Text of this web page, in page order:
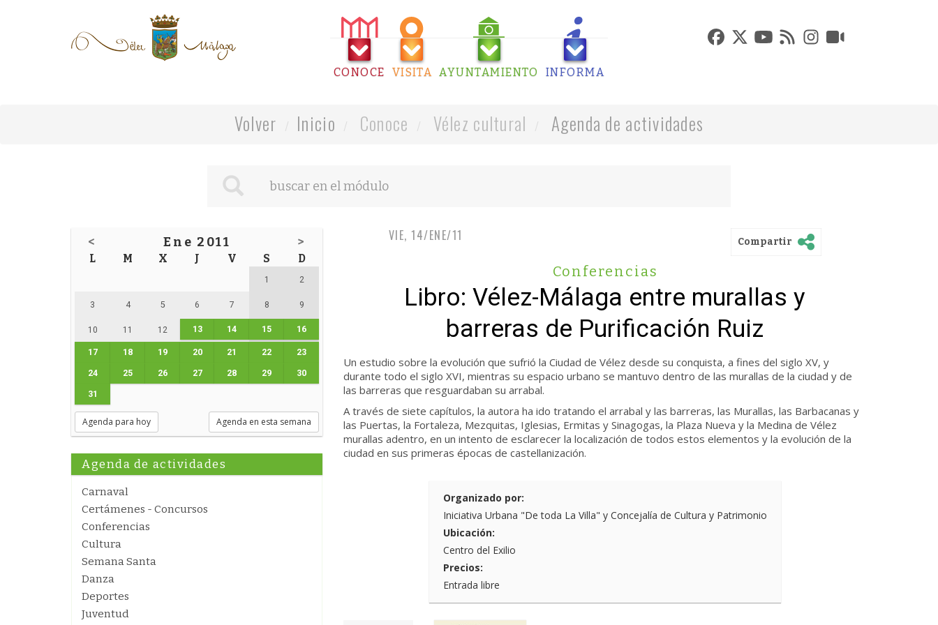
CONOCE VISITA AYUNTAMIENTO INFORMA
Volver Inicio Conoce Vélez cultural Agenda de actividades
< Ene 2011 >
L M X J V S D
1 2
3 4 5 6 7 8 9
10 11 12 13 14 15 16
17 18 19 20 21 22 23
24 25 26 27 28 29 30
31
Agenda para hoy Agenda en esta semana
Agenda de actividades
Carnaval
Certámenes - Concursos
Conferencias
Cultura
Semana Santa
Danza
Deportes
Juventud
VIE, 14/ENE/11 Compartir
Conferencias
Libro: Vélez-Málaga entre murallas y
barreras de Purificación Ruiz
Un estudio sobre la evolución que sufrió la Ciudad de Vélez desde su conquista, a fines del siglo XV, y
durante todo el siglo XVI, mientras su espacio urbano se mantuvo dentro de las murallas de la ciudad y de
las barreras que resguardaban su arrabal.
A través de siete capítulos, la autora ha ido tratando el arrabal y las barreras, las Murallas, las Barbacanas y
las Puertas, la Fortaleza, Mezquitas, Iglesias, Ermitas y Sinagogas, la Plaza Nueva y la Medina de Vélez
murallas adentro, en un intento de esclarecer la localización de todos estos elementos y la evolución de la
ciudad en sus primeras épocas de castellanización.
Organizado por:
Iniciativa Urbana "De toda La Villa" y Concejalía de Cultura y Patrimonio
Ubicación:
Centro del Exilio
Precios:
Entrada libre